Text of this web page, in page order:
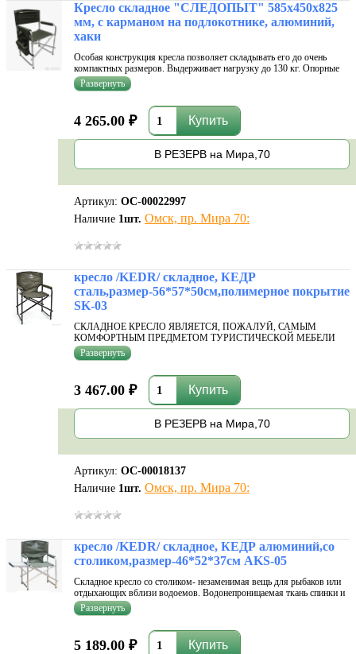
Кресло складное "СЛЕДОПЫТ" 585х450х825
мм, с карманом на подлокотнике, алюминий,
хаки
Особая конструкция кресла позволяет складывать его до очень
компактных размеров. Выдерживает нагрузку до 130 кг. Опорные
ножки оснащены законцовками из высокопрочного пластика, что
делает конструкцию более устойчивой. Спинка и сидение кресла
4 265.00 ₽
В РЕЗЕРВ на Мира,70
Артикул: ОС-00022997
Наличие 1шт. Омск, пр. Мира 70:
кресло /KEDR/ складное, КЕДР
сталь,размер-56*57*50см,полимерное покрытие
SK-03
СКЛАДНОЕ КРЕСЛО ЯВЛЯЕТСЯ, ПОЖАЛУЙ, САМЫМ
КОМФОРТНЫМ ПРЕДМЕТОМ ТУРИСТИЧЕСКОЙ МЕБЕЛИ
ДЛЯ СИДЕНИЯ! Компактная конструкция кресла легко
раскладывается и складывается, а также обеспечивает удобство
3 467.00 ₽
В РЕЗЕРВ на Мира,70
Артикул: ОС-00018137
Наличие 1шт. Омск, пр. Мира 70:
кресло /KEDR/ складное, КЕДР алюминий,со
столиком,размер-46*52*37см AKS-05
Складное кресло со столиком- незаменимая вещь для рыбаков или
отдыхающих вблизи водоемов. Водонепроницаемая ткань спинки и
сиденья защищает от промокания. Для тех, кто предпочитает с
комфортом проводить время на природе, конструкцией
5 189.00 ₽